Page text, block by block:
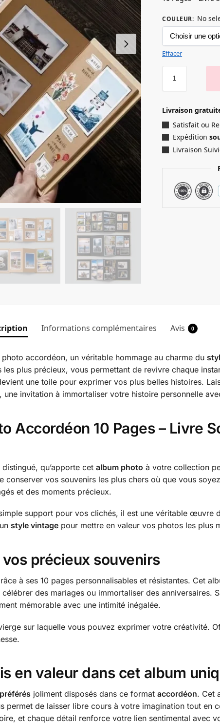
COULEUR: No
Effacer
Livraison
Satisfait ou
Expédition
Livraison
Informations complémentaires Avis 0
accordéon, un véritable hommage au charme du
plus précieux, vous permettant de revivre chaque
une toile pour exprimer vos plus belles histoires.
invitation à immortaliser votre histoire personnelle
Accordéon 10 Pages – Livre
qu’apporte cet album photo à votre collection
vos souvenirs les plus chers où que vous
et des moments précieux.
support pour vos clichés, il est une véritable œuvre
style vintagepour mettre en valeur vos photos les plus
précieux souvenirs
à ses 10 pages personnalisables et résistantes. Cet
des mariages ou immortaliser des anniversaires.
mémorable avec une intimité inégalée.
sur laquelle vous pouvez exprimer votre créativité.
en valeur dans cet album
joliment disposés dans ce format accordéon. Cet
de laisser libre cours à votre imagination tout en
et chaque détail renforce votre lien sentimental avec